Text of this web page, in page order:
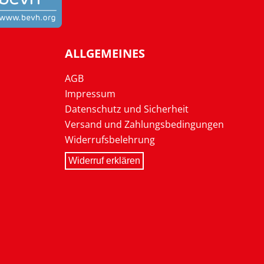
ALLGEMEINES
AGB
Impressum
Datenschutz und Sicherheit
Versand und Zahlungsbedingungen
Widerrufsbelehrung
Widerruf erklären